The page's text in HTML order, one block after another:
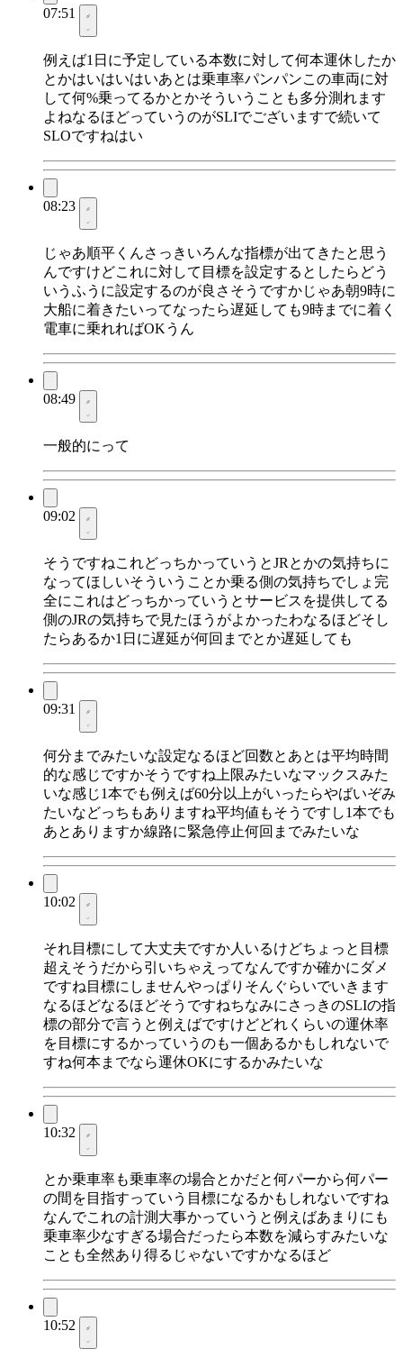
07:51
例えば1日に予定している本数に対して何本運休したか
とかはいはいはいあとは乗車率パンパンこの車両に対
して何%乗ってるかとかそういうことも多分測れます
よねなるほどっていうのがSLIでございますで続いて
SLOですねはい
08:23
じゃあ順平くんさっきいろんな指標が出てきたと思う
んですけどこれに対して目標を設定するとしたらどう
いうふうに設定するのが良さそうですかじゃあ朝9時に
大船に着きたいってなったら遅延しても9時までに着く
電車に乗れればOKうん
08:49
一般的にって
09:02
そうですねこれどっちかっていうとJRとかの気持ちに
なってほしいそういうことか乗る側の気持ちでしょ完
全にこれはどっちかっていうとサービスを提供してる
側のJRの気持ちで見たほうがよかったわなるほどそし
たらあるか1日に遅延が何回までとか遅延しても
09:31
何分までみたいな設定なるほど回数とあとは平均時間
的な感じですかそうですね上限みたいなマックスみた
いな感じ1本でも例えば60分以上がいったらやばいぞみ
たいなどっちもありますね平均値もそうですし1本でも
あとありますか線路に緊急停止何回までみたいな
10:02
それ目標にして大丈夫ですか人いるけどちょっと目標
超えそうだから引いちゃえってなんですか確かにダメ
ですね目標にしませんやっぱりそんぐらいでいきます
なるほどなるほどそうですねちなみにさっきのSLIの指
標の部分で言うと例えばですけどどれくらいの運休率
を目標にするかっていうのも一個あるかもしれないで
すね何本までなら運休OKにするかみたいな
10:32
とか乗車率も乗車率の場合とかだと何パーから何パー
の間を目指すっていう目標になるかもしれないですね
なんでこれの計測大事かっていうと例えばあまりにも
乗車率少なすぎる場合だったら本数を減らすみたいな
ことも全然あり得るじゃないですかなるほど
10:52